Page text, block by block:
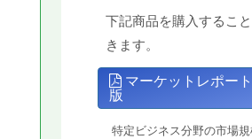
下記商品を購入するこ
きます。
マーケットレポー
版
特定ビジネス分野の市場